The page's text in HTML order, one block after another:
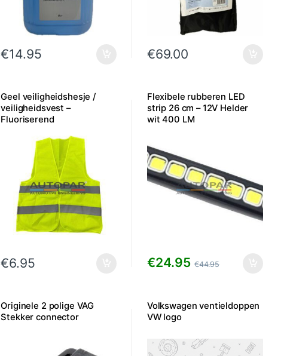
€14.95 €69.00
Geel veiligheidshesje /
veiligheidsvest –
Fluoriserend
€6.95
Flexibele rubberen LED
strip 26 cm – 12V Helder
wit 400 LM
€24.95 €44.95
Originele 2 polige VAG
Stekker connector
Volkswagen ventieldoppen
VW logo